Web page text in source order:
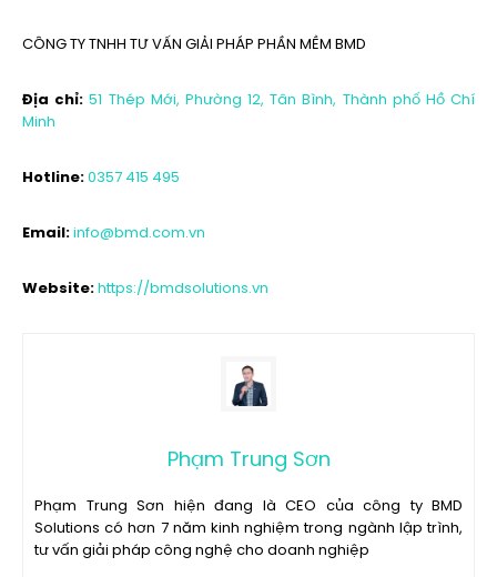
CÔNG TY TNHH TƯ VẤN GIẢI PHÁP PHẦN MỀM BMD
Địa chỉ: 51 Thép Mới, Phường 12, Tân Bình, Thành phố Hồ Chí
Minh
Hotline:0357 415 495
Email:info@bmd.com.vn
Website:https://bmdsolutions.vn
Phạm Trung Sơn
Phạm Trung Sơn hiện đang là CEO của công ty BMD
Solutions có hơn 7 năm kinh nghiệm trong ngành lập trình,
tư vấn giải pháp công nghệ cho doanh nghiệp